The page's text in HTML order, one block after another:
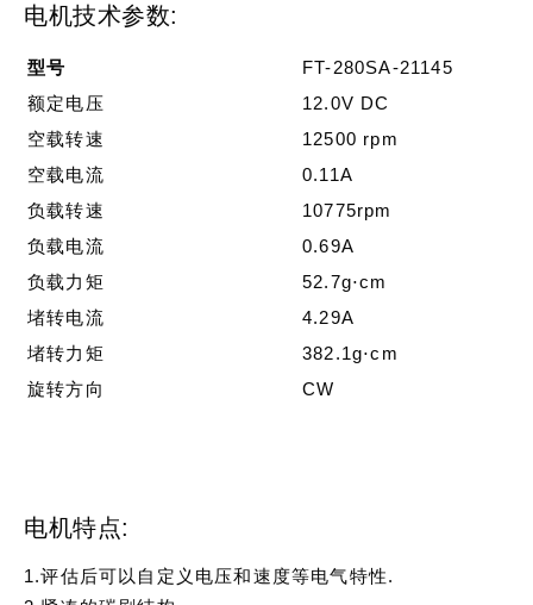
电机技术参数:
型号
FT-280SA-21145
额定电压
12.0V DC
空载转速
12500 rpm
空载电流
0.11A
负载转速
10775rpm
负载电流
0.69A
负载力矩
52.7g⋅cm
堵转电流
4.29A
堵转力矩
382.1g⋅cm
旋转方向
CW
电机特点:
1.评估后可以自定义电压和速度等电气特性.